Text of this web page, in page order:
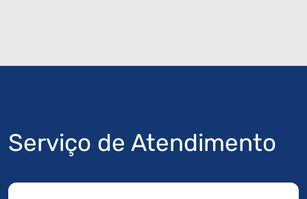
Serviço de Atendimento